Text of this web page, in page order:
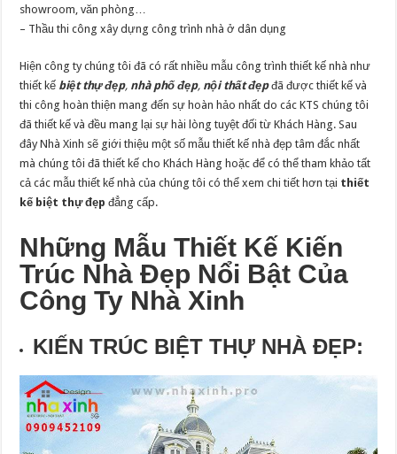
showroom, văn phòng…
– Thầu thi công xây dựng công trình nhà ở dân dụng
Hiện công ty chúng tôi đã có rất nhiều mẫu công trình thiết kế nhà như
thiết kế biệt thự đẹp, nhà phố đẹp, nội thất đẹpđã được thiết kế và
thi công hoàn thiện mang đến sự hoàn hảo nhất do các KTS chúng tôi
đã thiết kế và đều mang lại sự hài lòng tuyệt đối từ Khách Hàng. Sau
đây Nhà Xinh sẽ giới thiệu một số mẫu thiết kế nhà đẹp tâm đắc nhất
mà chúng tôi đã thiết kế cho Khách Hàng hoặc để có thể tham khảo tất
cả các mẫu thiết kế nhà của chúng tôi có thể xem chi tiết hơn tại thiết
kế biệt thự đẹpđẳng cấp.
Những Mẫu Thiết Kế Kiến
Trúc Nhà Đẹp Nổi Bật Của
Công Ty Nhà Xinh
KIẾN TRÚC BIỆT THỰ NHÀ ĐẸP: